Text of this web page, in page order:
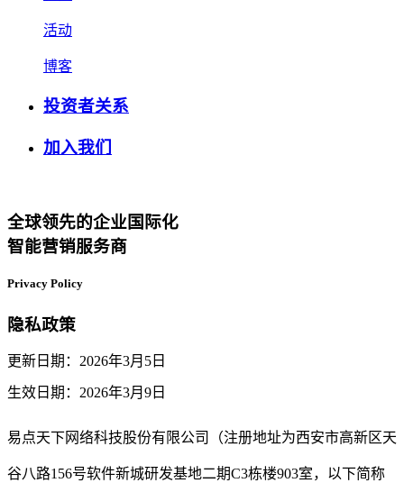
活动
博客
投资者关系
加入我们
全球领先的企业国际化
智能营销服务商
Privacy Policy
隐私政策
更新 日期： 2026年3月 5 日
生效日期： 2026年3月 9 日
易点天下网络科技股份有限公司（注册地址为西安市高新区天
谷八路156号软件新城研发基地二期C3栋楼903室，以下简称